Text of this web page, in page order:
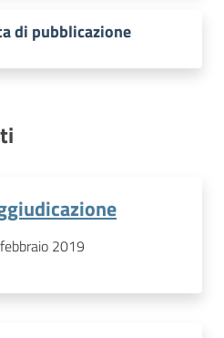
di pubblicazione
2019